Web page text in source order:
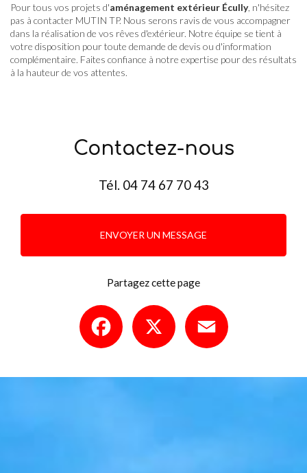
Pour tous vos projets d'aménagement extérieur Écully, n'hésitez
pas à contacter MUTIN TP. Nous serons ravis de vous accompagner
dans la réalisation de vos rêves d'extérieur. Notre équipe se tient à
votre disposition pour toute demande de devis ou d'information
complémentaire. Faites confiance à notre expertise pour des résultats
à la hauteur de vos attentes.
Contactez-nous
Tél. 04 74 67 70 43
ENVOYER UN MESSAGE
Partagez cette page
Facebook